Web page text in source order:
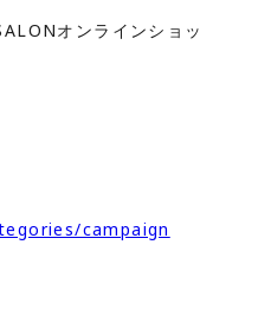
オンラインショッ
campaign